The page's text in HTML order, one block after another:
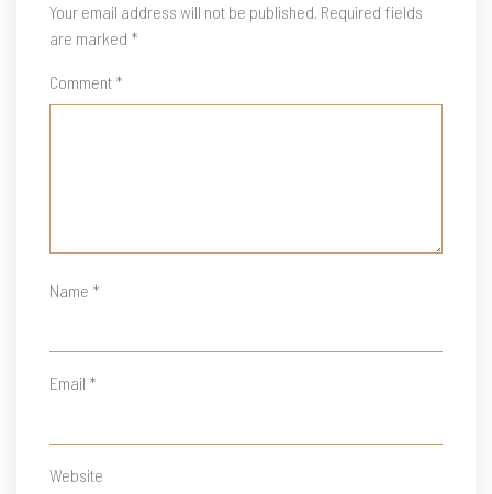
Your email address will not be published. Required fields
are marked *
Comment *
Name *
Email *
Website